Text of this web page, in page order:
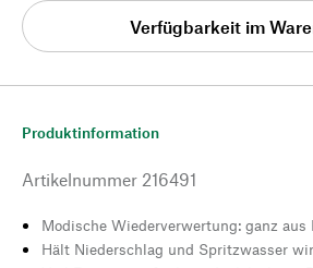
Verfügbarkeit im
Produktinformation
Artikelnummer 216491
Modische Wiederverwertung: ganz aus
Hält Niederschlag und Spritzwasser